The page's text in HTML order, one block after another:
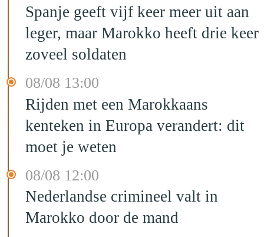
Spanje geeft vijf keer meer uit aan
leger, maar Marokko heeft drie keer
zoveel soldaten
08/08 13:00
Rijden met een Marokkaans
kenteken in Europa verandert: dit
moet je weten
08/08 12:00
Nederlandse crimineel valt in
Marokko door de mand